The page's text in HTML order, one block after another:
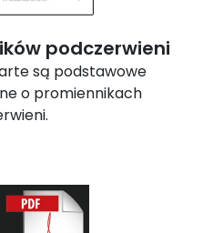
podczerwieni
są podstawowe
o promiennikach